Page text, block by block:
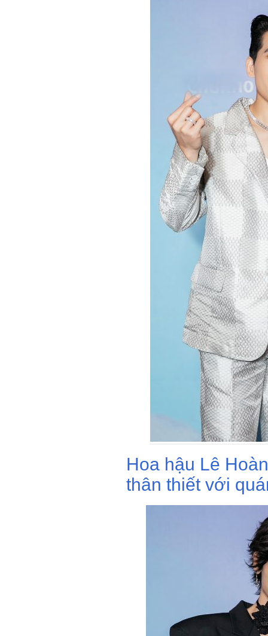
Hoa hậu Lê
thân thiết với